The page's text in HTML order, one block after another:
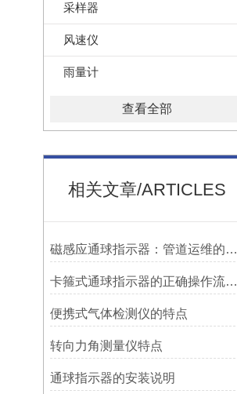
采样器
风速仪
雨量计
查看全部
相关文章/ARTICLES
磁感应通球指示器：管道运维的隐形守护者
卡箍式通球指示器的正确操作流程介绍
便携式气体检测仪的特点
转向力角测量仪特点
​通球指示器的安装说明